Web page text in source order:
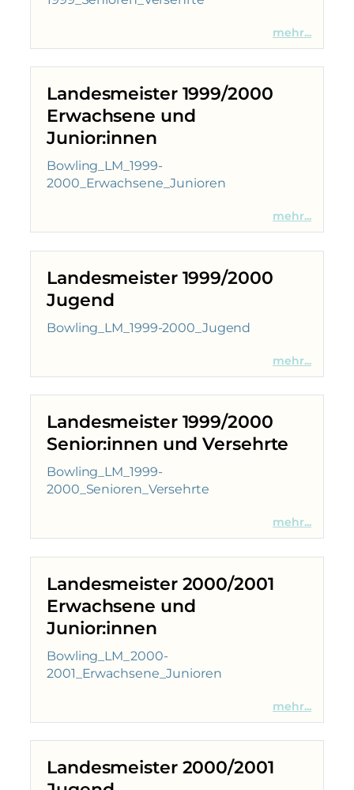
mehr...
Landesmeister 1999/2000
Erwachsene und
Junior:innen
Bowling_LM_1999-
2000_Erwachsene_Junioren
mehr...
Landesmeister 1999/2000
Jugend
Bowling_LM_1999-2000_Jugend
mehr...
Landesmeister 1999/2000
Senior:innen und Versehrte
Bowling_LM_1999-
2000_Senioren_Versehrte
mehr...
Landesmeister 2000/2001
Erwachsene und
Junior:innen
Bowling_LM_2000-
2001_Erwachsene_Junioren
mehr...
Landesmeister 2000/2001